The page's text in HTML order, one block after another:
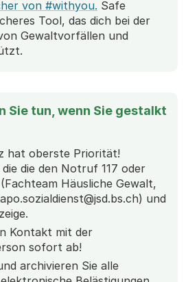
von #withyou. Safe
Tool, das dich bei der
Gewaltvorfällen und
Sie tun, wenn Sie gestalkt
hat oberste Priorität!
die den Notruf 117 oder
Häusliche Gewalt,
und
Kontakt mit der
sofort ab!
archivieren Sie alle